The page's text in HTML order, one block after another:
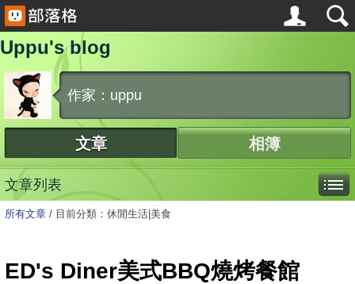
Uppu's blog
作家：uppu
文章 相簿
文章列表
所有文章 / 目前分類：休閒生活|美食
ED's Diner美式BBQ燒烤餐館